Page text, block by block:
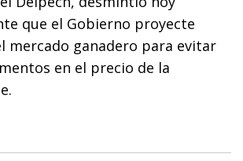
que el Gobierno proyecte
mercado ganadero para evitar
en el precio de la